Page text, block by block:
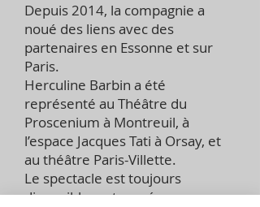
Depuis 2014, la compagnie a
noué des liens avec des
partenaires en Essonne et sur
Paris.
Herculine Barbin a été
représenté au Théâtre du
Proscenium à Montreuil, à
l’espace Jacques Tati à Orsay, et
au théâtre Paris-Villette.
Le spectacle est toujours
disponible en tournée.